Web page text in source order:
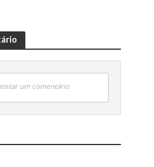
um comentário